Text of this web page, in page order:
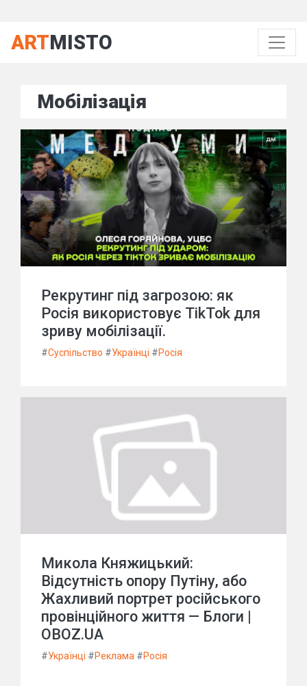
ARTMISTO
Мобілізація
Рекрутинг під загрозою: як
Росія використовує TikTok для
зриву мобілізації.
#Суспільство #Українці #Росія
Микола Княжицький:
Відсутність опору Путіну, або
Жахливий портрет російського
провінційного життя — Блоги |
OBOZ.UA
#Українці #Реклама #Росія